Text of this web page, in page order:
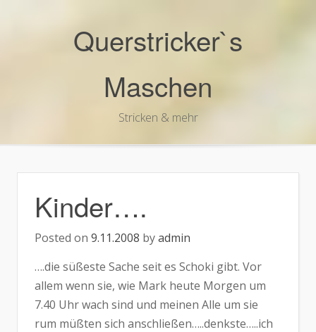
Querstricker`s
Maschen
Stricken & mehr
Kinder….
Posted on 9.11.2008 byadmin
….die süßeste Sache seit es Schoki gibt. Vor
allem wenn sie, wie Mark heute Morgen um
7.40 Uhr wach sind und meinen Alle um sie
rum müßten sich anschließen…..denkste…..ich